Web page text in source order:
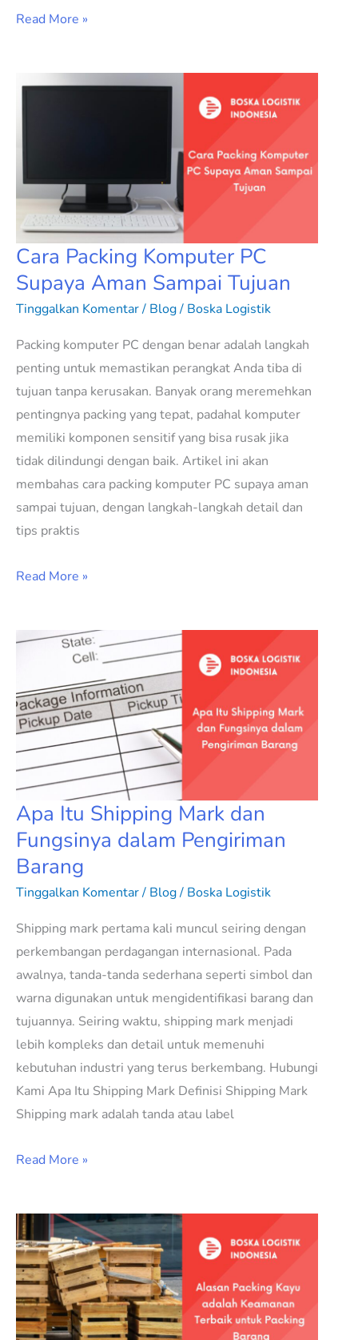
Read More »
Cara Packing Komputer PC
Supaya Aman Sampai Tujuan
Tinggalkan Komentar/ Blog/ Boska Logistik
Packing komputer PC dengan benar adalah langkah
penting untuk memastikan perangkat Anda tiba di
tujuan tanpa kerusakan. Banyak orang meremehkan
pentingnya packing yang tepat, padahal komputer
memiliki komponen sensitif yang bisa rusak jika
tidak dilindungi dengan baik. Artikel ini akan
membahas cara packing komputer PC supaya aman
sampai tujuan, dengan langkah-langkah detail dan
tips praktis
Cara
Aman
Sampai
Tujuan
Read More »
Apa Itu Shipping Mark dan
Fungsinya dalam Pengiriman
Barang
Tinggalkan Komentar/ Blog/ Boska Logistik
Shipping mark pertama kali muncul seiring dengan
perkembangan perdagangan internasional. Pada
awalnya, tanda-tanda sederhana seperti simbol dan
warna digunakan untuk mengidentifikasi barang dan
tujuannya. Seiring waktu, shipping mark menjadi
lebih kompleks dan detail untuk memenuhi
kebutuhan industri yang terus berkembang. Hubungi
Kami Apa Itu Shipping Mark Definisi Shipping Mark
Shipping mark adalah tanda atau label
Apa
Shipping
Mark
dan
Fungsinya
dalam
Pengiriman
Barang
Read More »
Alasan
Packing
Kayu
adalah
Keamanan